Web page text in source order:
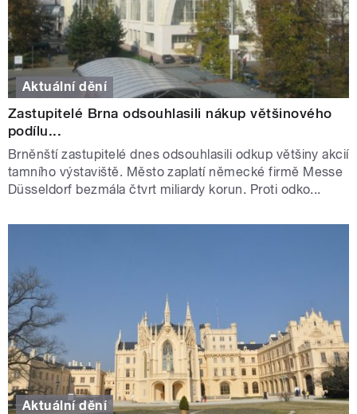
Aktuální dění
Zastupitelé Brna odsouhlasili nákup většinového
podílu...
Brněnští zastupitelé dnes odsouhlasili odkup většiny akcií
tamního výstaviště. Město zaplatí německé firmě Messe
Düsseldorf bezmála čtvrt miliardy korun. Proti odko...
Aktuální dění